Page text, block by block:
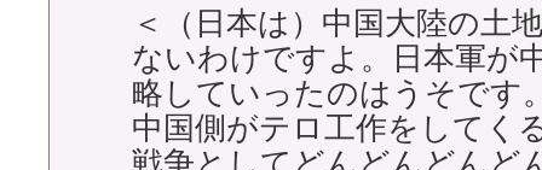
＜（日本は）中国大陸の土
ないわけですよ。日本軍が
略していったのはうそです
中国側がテロ工作をしてく
戦争としてどんどんどんど